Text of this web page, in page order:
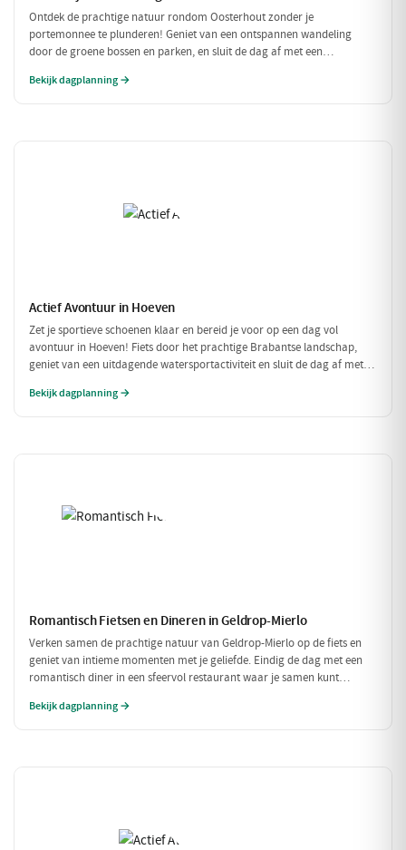
Ontdek de prachtige natuur rondom Oosterhout zonder je
portemonnee te plunderen! Geniet van een ontspannen wandeling
door de groene bossen en parken, en sluit de dag af met een
vrienden of gezin!
Bekijk dagplanning →
Actief Avontuur in Hoeven
Zet je sportieve schoenen klaar en bereid je voor op een dag vol
avontuur in Hoeven! Fiets door het prachtige Brabantse landschap,
geniet van een uitdagende watersportactiviteit en sluit de dag af met
zijn in de natuur!
Bekijk dagplanning →
Romantisch Fietsen en Dineren in Geldrop-Mierlo
Verken samen de prachtige natuur van Geldrop-Mierlo op de fiets en
geniet van intieme momenten met je geliefde. Eindig de dag met een
romantisch diner in een sfeervol restaurant waar je samen kunt
Bekijk dagplanning →